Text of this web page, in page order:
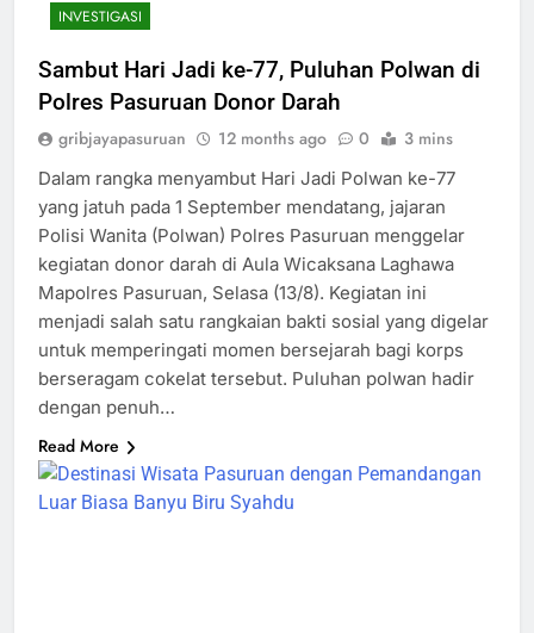
INVESTIGASI
Sambut Hari Jadi ke-77, Puluhan Polwan di
Polres Pasuruan Donor Darah
gribjayapasuruan 12 months ago 0 3 mins
Dalam rangka menyambut Hari Jadi Polwan ke-77
yang jatuh pada 1 September mendatang, jajaran
Polisi Wanita (Polwan) Polres Pasuruan menggelar
kegiatan donor darah di Aula Wicaksana Laghawa
Mapolres Pasuruan, Selasa (13/8). Kegiatan ini
menjadi salah satu rangkaian bakti sosial yang digelar
untuk memperingati momen bersejarah bagi korps
berseragam cokelat tersebut. Puluhan polwan hadir
dengan penuh…
Read More